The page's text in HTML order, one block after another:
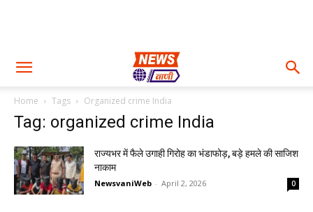
Home Tags Organized crime India
Tag: organized crime India
राज्यभर में फैले उगाही गिरोह का भंडाफोड़, बड़े हमले की साजिश
नाकाम
NewsvaniWeb - April 2, 2026 0